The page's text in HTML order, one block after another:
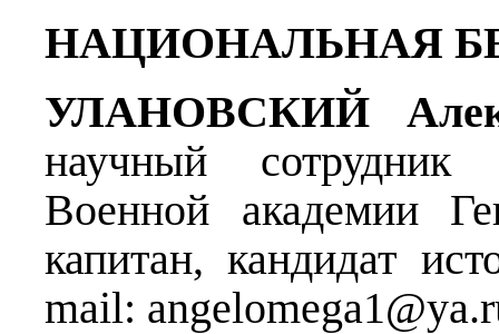
НАЦИОНАЛЬНАЯ
УЛАНОВСКИЙ
научный
Военной академии
капитан, кандидат
mail: